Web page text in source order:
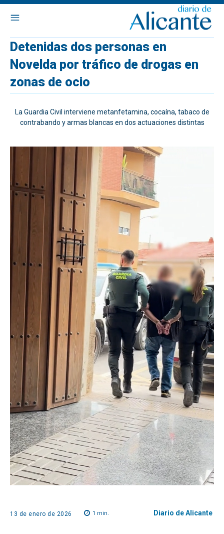
Detenidas dos personas en
Novelda por tráfico de drogas en
zonas de ocio
La Guardia Civil interviene metanfetamina, cocaína, tabaco de
contrabando y armas blancas en dos actuaciones distintas
13 de enero de 2026 1 min. Diario de Alicante